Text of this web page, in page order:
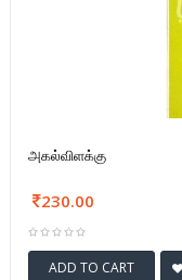
அகல்விளக்கு
230.00
ADD TO CART